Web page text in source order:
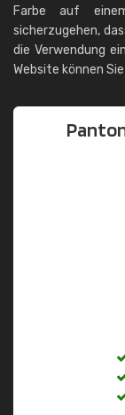
Farbe auf
sicherzugehen,
die Verwendung
Website können Sie